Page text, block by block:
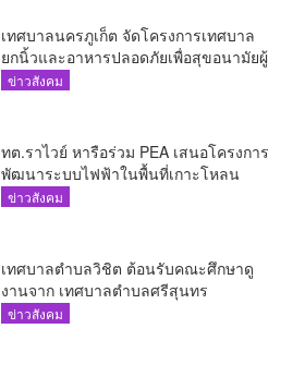
เทศบาลนครภูเก็ต จัดโครงการเทศบาล
ยกนิ้วและอาหารปลอดภัยเพื่อสุขอนามัยผู้
บริโภค
ข่าวสังคม
ทต.ราไวย์ หารือร่วม PEA เสนอโครงการ
พัฒนาระบบไฟฟ้าในพื้นที่เกาะโหลน
ข่าวสังคม
เทศบาลตำบลวิชิต ต้อนรับคณะศึกษาดู
งานจาก เทศบาลตำบลศรีสุนทร
ข่าวสังคม